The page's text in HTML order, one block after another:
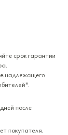
срок гарантии
надлежащего
после
покупателя.